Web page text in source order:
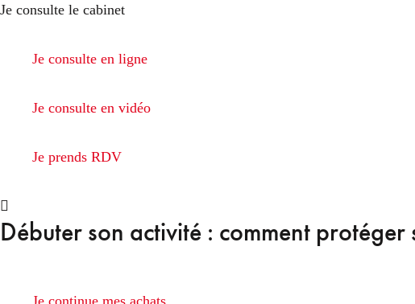
Je consulte le cabinet
Je consulte en ligne
Je consulte en vidéo
Je prends RDV
Débuter son activité : comment
Je continue mes achats